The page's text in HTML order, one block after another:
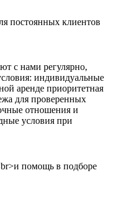
с нами регулярно,
индивидуальные
аренде приоритетная
для проверенных
отношения и
условия при